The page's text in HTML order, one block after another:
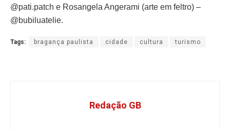
@pati.patch e Rosangela Angerami (arte em feltro) –
@bubiluatelie.
Tags: bragança paulista cidade cultura turismo
Redação GB